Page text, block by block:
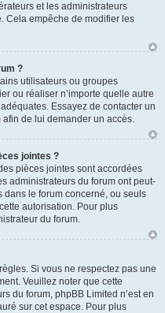
et les administrateurs
Cela empêche de modifier les
?
utilisateurs ou groupes
ou réaliser n’importe quelle autre
Essayez de contacter un
de lui demander un accès.
jointes ?
pièces jointes sont accordées
administrateurs du forum ont peut-
dans le forum concerné, ou seuls
autorisation. Pour plus
du forum.
Si vous ne respectez pas une
Veuillez noter que cette
du forum, phpBB Limited n’est en
sur cet espace. Pour plus